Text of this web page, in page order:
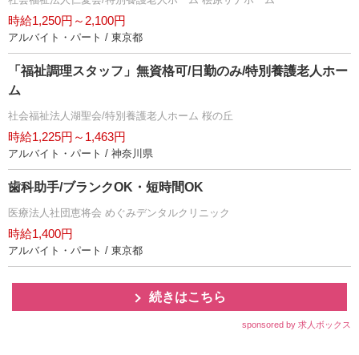
時給1,250円～2,100円
アルバイト・パート / 東京都
「福祉調理スタッフ」無資格可/日勤のみ/特別養護老人ホー
ム
社会福祉法人湖聖会/特別養護老人ホーム 桜の丘
時給1,225円～1,463円
アルバイト・パート / 神奈川県
歯科助手/ブランクOK・短時間OK
医療法人社団恵将会 めぐみデンタルクリニック
時給1,400円
アルバイト・パート / 東京都
続きはこちら
sponsored by 求人ボックス